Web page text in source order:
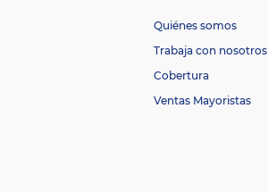
Quiénes somos
Trabaja con nosotros
Cobertura
Ventas Mayoristas